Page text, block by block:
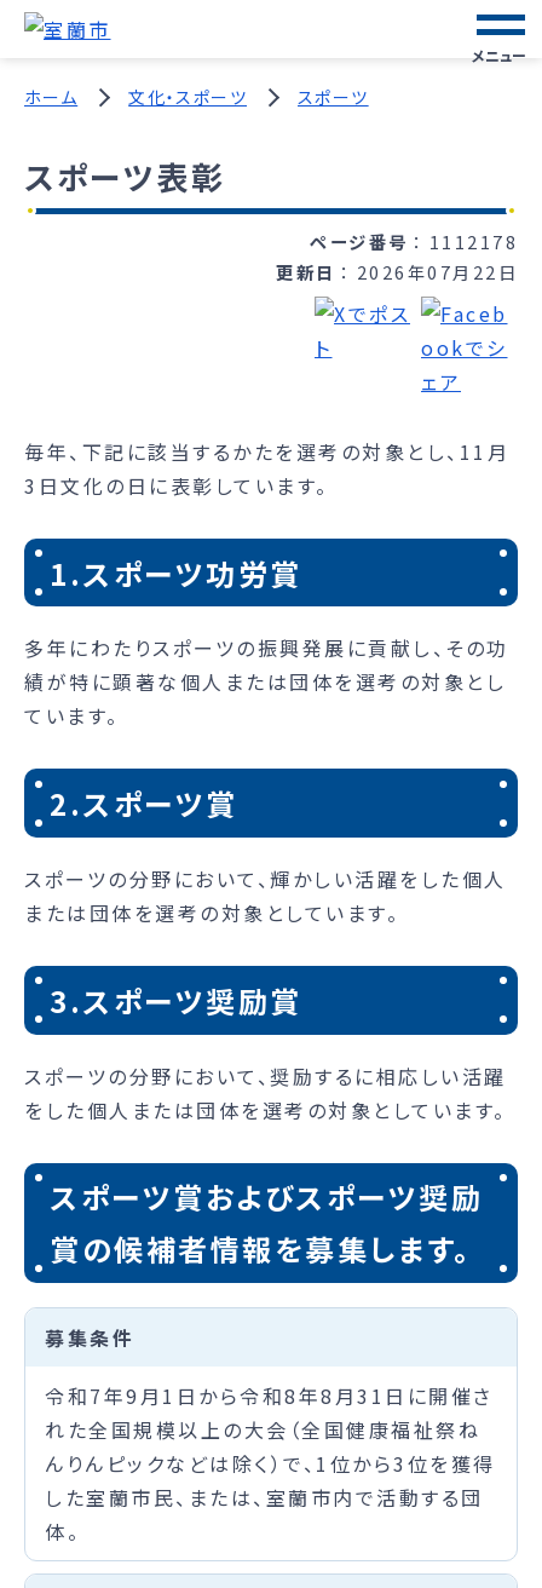
メニュー
ホーム 文化・スポーツ スポーツ
スポーツ表彰
ページ番号
1112178
更新日
2026年07月22日
毎年、下記に該当するかたを選考の対象とし、11月
3日文化の日に表彰しています。
1.スポーツ功労賞
多年にわたりスポーツの振興発展に貢献し、その功
績が特に顕著な個人または団体を選考の対象とし
ています。
2.スポーツ賞
スポーツの分野において、輝かしい活躍をした個人
または団体を選考の対象としています。
3.スポーツ奨励賞
スポーツの分野において、奨励するに相応しい活躍
をした個人または団体を選考の対象としています。
スポーツ賞およびスポーツ奨励
賞の候補者情報を募集します。
募集条件
令和7年9月1日から令和8年8月31日に開催さ
れた全国規模以上の大会（全国健康福祉祭ね
んりんピックなどは除く）で、1位から3位を獲得
した室蘭市民、または、室蘭市内で活動する団
体。